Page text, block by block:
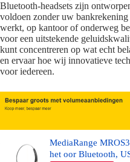
Bluetooth-headsets zijn
voldoen zonder uw
werkt, op kantoor of onderweg
voor een uitstekende
kunt concentreren op wat echt
en ervaar hoe wij innovatieve
voor iedereen.
MediaRange
het oor Bluetooth,